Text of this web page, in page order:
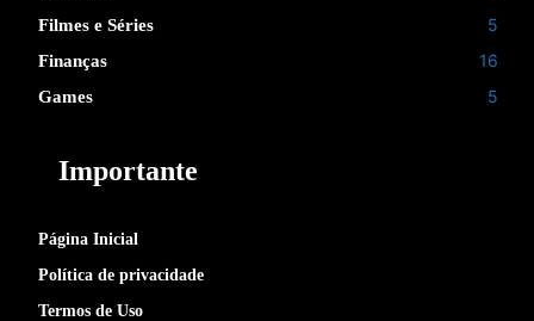
Filmes e Séries 5
Finanças 16
Games 5
Importante
Página Inicial
Política de privacidade
Termos de Uso